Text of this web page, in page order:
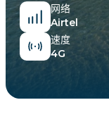
网络
Airtel
速度
4G